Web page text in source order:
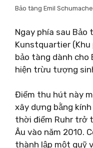
Bảo tàng Emil
Ngay phía sau
Kunstquartier (Khu
bảo tàng dành cho
hiện trừu tượng
Điểm thu hút này
xây dựng bằng
thời điểm Ruhr trở
Âu vào năm 2010.
thành lập một quỹ